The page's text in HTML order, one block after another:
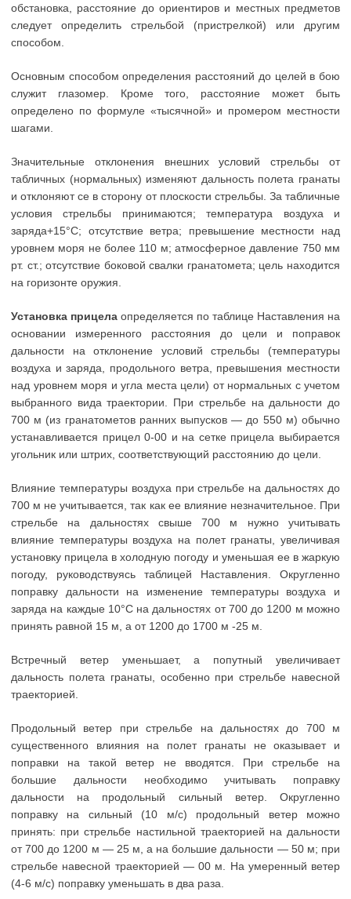
обстановка, расстояние до ориентиров и местных предметов
следует определить стрельбой (пристрелкой) или другим
способом.
Основным способом определения расстояний до целей в бою
служит глазомер. Кроме того, расстояние может быть
определено по формуле «тысячной» и промером местности
шагами.
Значительные отклонения внешних условий стрельбы от
табличных (нормальных) изменяют дальность полета гранаты
и отклоняют се в сторону от плоскости стрельбы. За табличные
условия стрельбы принимаются; температура воздуха и
заряда+15°С; отсутствие ветра; превышение местности над
уровнем моря не более 110 м; атмосферное давление 750 мм
рт. ст.; отсутствие боковой свалки гранатомета; цель находится
на горизонте оружия.
Установка прицела определяется по таблице Наставления на
основании измеренного расстояния до цели и поправок
дальности на отклонение условий стрельбы (температуры
воздуха и заряда, продольного ветра, превышения местности
над уровнем моря и угла места цели) от нормальных с учетом
выбранного вида траектории. При стрельбе на дальности до
700 м (из гранатометов ранних выпусков — до 550 м) обычно
устанавливается прицел 0-00 и на сетке прицела выбирается
угольник или штрих, соответствующий расстоянию до цели.
Влияние температуры воздуха при стрельбе на дальностях до
700 м не учитывается, так как ее влияние незначительное. При
стрельбе на дальностях свыше 700 м нужно учитывать
влияние температуры воздуха на полет гранаты, увеличивая
установку прицела в холодную погоду и уменьшая ее в жаркую
погоду, руководствуясь таблицей Наставления. Округленно
поправку дальности на изменение температуры воздуха и
заряда на каждые 10°С на дальностях от 700 до 1200 м можно
принять равной 15 м, а от 1200 до 1700 м -25 м.
Встречный ветер уменьшает, а попутный увеличивает
дальность полета гранаты, особенно при стрельбе навесной
траекторией.
Продольный ветер при стрельбе на дальностях до 700 м
существенного влияния на полет гранаты не оказывает и
поправки на такой ветер не вводятся. При стрельбе на
большие дальности необходимо учитывать поправку
дальности на продольный сильный ветер. Округленно
поправку на сильный (10 м/с) продольный ветер можно
принять: при стрельбе настильной траекторией на дальности
от 700 до 1200 м — 25 м, а на большие дальности — 50 м; при
стрельбе навесной траекторией — 00 м. На умеренный ветер
(4-6 м/с) поправку уменьшать в два раза.